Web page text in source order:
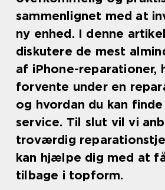
sammenlignet med at
ny enhed. I denne
diskutere de mest
af iPhone-reparationer,
forvente under en
og hvordan du kan
service. Til slut vil vi
troværdig
kan hjælpe dig med at
tilbage i topform.